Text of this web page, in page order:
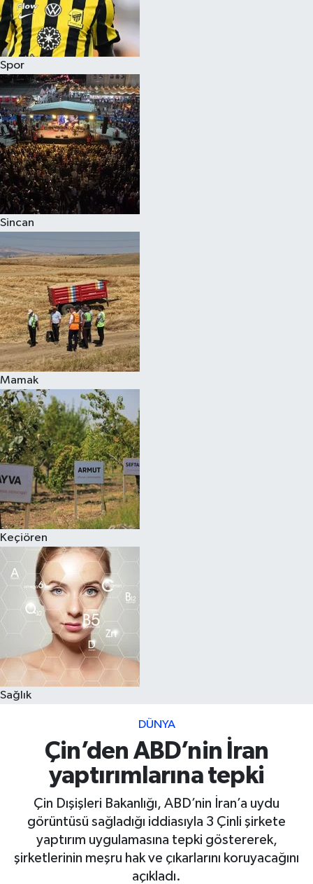
Spor
Sincan
Mamak
Keçiören
Sağlık
DÜNYA
Çin’den ABD’nin İran
yaptırımlarına tepki
Çin Dışişleri Bakanlığı, ABD’nin İran’a uydu
görüntüsü sağladığı iddiasıyla 3 Çinli şirkete
yaptırım uygulamasına tepki göstererek,
şirketlerinin meşru hak ve çıkarlarını koruyacağını
açıkladı.